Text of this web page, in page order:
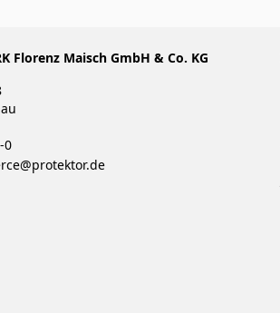
Florenz Maisch GmbH & Co. KG
0